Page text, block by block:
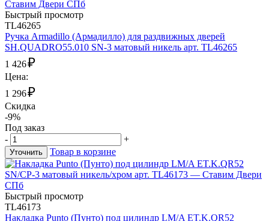
Быстрый просмотр
TL46265
Ручка Armadillo (Армадилло) для раздвижных дверей
SH.QUADRO55.010 SN-3 матовый никель арт. TL46265
1 426₽
Цена:
1 296₽
Скидка
-9%
Под заказ
-
+
Уточнить Товар в корзине
Быстрый просмотр
TL46173
Накладка Punto (Пунто) под цилиндр LM/A ET.K.QR52